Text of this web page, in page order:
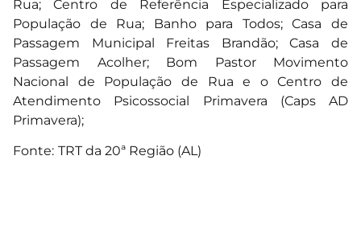
Rua; Centro de Referência Especializado para
População de Rua; Banho para Todos; Casa de
Passagem Municipal Freitas Brandão; Casa de
Passagem Acolher; Bom Pastor Movimento
Nacional de População de Rua e o Centro de
Atendimento Psicossocial Primavera (Caps AD
Primavera);
Fonte: TRT da 20ª Região (AL)